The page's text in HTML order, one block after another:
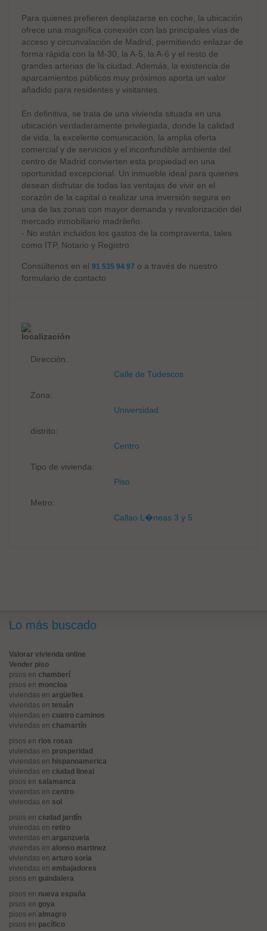
Para quienes prefieren desplazarse en coche, la ubicación
ofrece una magnífica conexión con las principales vías de
acceso y circunvalación de Madrid, permitiendo enlazar de
forma rápida con la M-30, la A-5, la A-6 y el resto de
grandes arterias de la ciudad. Además, la existencia de
aparcamientos públicos muy próximos aporta un valor
añadido para residentes y visitantes.
En definitiva, se trata de una vivienda situada en una
ubicación verdaderamente privilegiada, donde la calidad
de vida, la excelente comunicación, la amplia oferta
comercial y de servicios y el inconfundible ambiente del
centro de Madrid convierten esta propiedad en una
oportunidad excepcional. Un inmueble ideal para quienes
desean disfrutar de todas las ventajas de vivir en el
corazón de la capital o realizar una inversión segura en
una de las zonas con mayor demanda y revalorización del
mercado inmobiliario madrileño.
- No están incluidos los gastos de la compraventa, tales
como ITP, Notario y Registro.
Consúltenos en el 91 535 94 97 o a través de nuestro
formulario de contacto
localización
Dirección:
Calle de Tudescos
Zona:
Universidad
distrito:
Centro
Tipo de vivienda:
Piso
Metro:
Callao L�neas 3 y 5
Lo más buscado
Valorar vivienda online
Vender piso
pisos en chamberí
pisos en moncloa
viviendas en argüelles
viviendas en tetuán
viviendas en cuatro caminos
viviendas en chamartín
pisos en rios rosas
viviendas en prosperidad
viviendas en hispanoamerica
viviendas en ciudad lineal
pisos en salamanca
viviendas en centro
viviendas en sol
pisos en ciudad jardín
viviendas en retiro
viviendas en arganzuela
viviendas en alonso martinez
viviendas en arturo soria
viviendas en embajadores
pisos en guindalera
pisos en nueva españa
pisos en goya
pisos en almagro
pisos en pacífico